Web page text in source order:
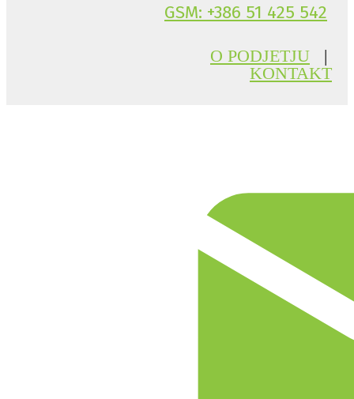
GSM: +386 51 425 542
O PODJETJU |
KONTAKT